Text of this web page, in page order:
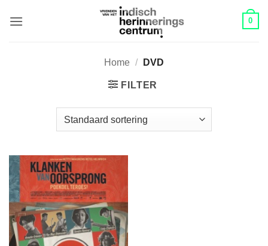
0
Home / DVD
FILTER